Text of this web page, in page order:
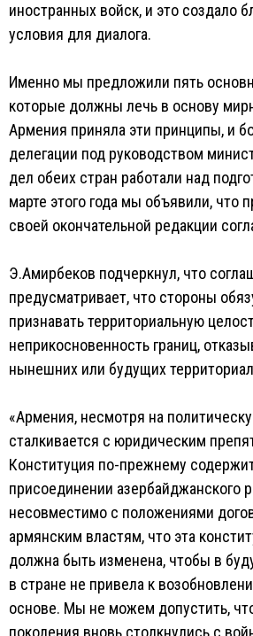
иностранных войск, и это создало
условия для диалога.
Именно мы предложили пять
которые должны лечь в основу
Армения приняла эти принципы, и
делегации под руководством
дел обеих стран работали над
марте этого года мы объявили, что
своей окончательной редакции
Э.Амирбеков подчеркнул, что
предусматривает, что стороны
признавать территориальную
неприкосновенность границ,
нынешних или будущих
«Армения, несмотря на
сталкивается с юридическим
Конституция по-прежнему
присоединении азербайджанского
несовместимо с положениями
армянским властям, что эта
должна быть изменена, чтобы в
в стране не привела к
основе. Мы не можем допустить,
поколения вновь столкнулись с